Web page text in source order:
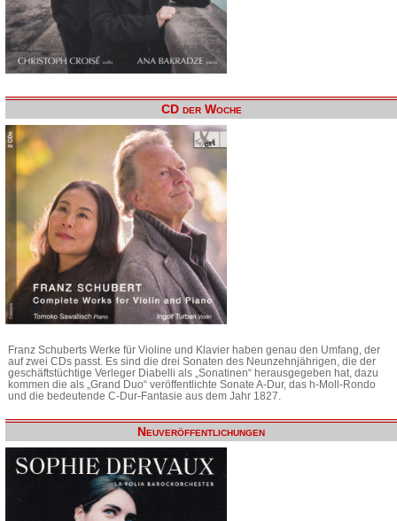
CD der Woche
Franz Schuberts Werke für Violine und Klavier haben genau den Umfang, der
auf zwei CDs passt. Es sind die drei Sonaten des Neunzehnjährigen, die der
geschäftstüchtige Verleger Diabelli als „Sonatinen“ herausgegeben hat, dazu
kommen die als „Grand Duo“ veröffentlichte Sonate A-Dur, das h-Moll-Rondo
und die bedeutende C-Dur-Fantasie aus dem Jahr 1827.
Neuveröffentlichungen